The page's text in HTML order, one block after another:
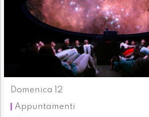
Domenica 12
Appuntamenti